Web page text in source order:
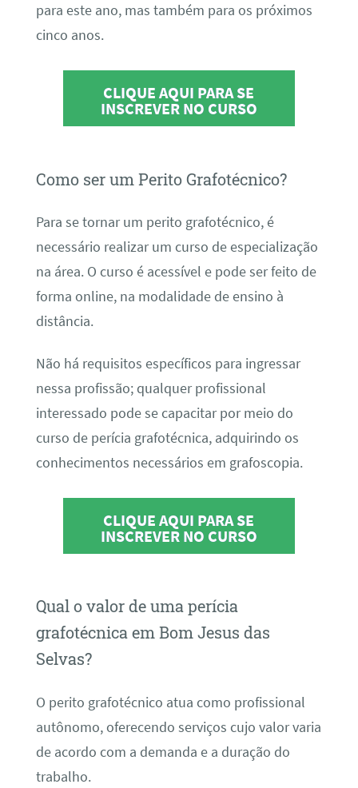
para este ano, mas também para os próximos
cinco anos.
CLIQUE AQUI PARA SE
INSCREVER NO CURSO
Como ser um Perito Grafotécnico?
Para se tornar um perito grafotécnico, é
necessário realizar um curso de especialização
na área. O curso é acessível e pode ser feito de
forma online, na modalidade de ensino à
distância.
Não há requisitos específicos para ingressar
nessa profissão; qualquer profissional
interessado pode se capacitar por meio do
curso de perícia grafotécnica, adquirindo os
conhecimentos necessários em grafoscopia.
CLIQUE AQUI PARA SE
INSCREVER NO CURSO
Qual o valor de uma perícia
grafotécnica em Bom Jesus das
Selvas?
O perito grafotécnico atua como profissional
autônomo, oferecendo serviços cujo valor varia
de acordo com a demanda e a duração do
trabalho.